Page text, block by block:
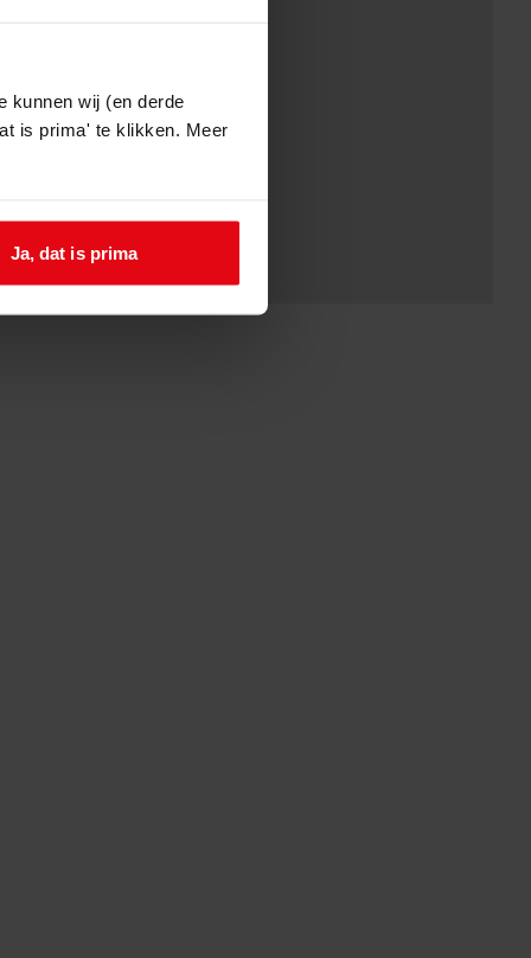
kunnen wij (en derde
is prima' te klikken. Meer
Ja, dat is prima